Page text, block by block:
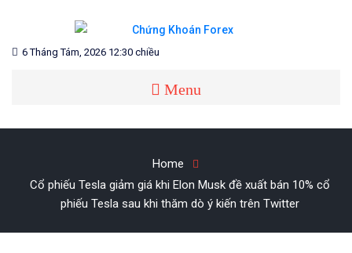
content
CHỨNG KHOÁN FOREX
Blog chia sẻ về Chứng Khoán và Forex
6 Tháng Tám, 2026 12:30 chiều
Menu
Home
Cổ phiếu Tesla giảm giá khi Elon Musk đề xuất bán 10% cổ
phiếu Tesla sau khi thăm dò ý kiến ​​trên Twitter